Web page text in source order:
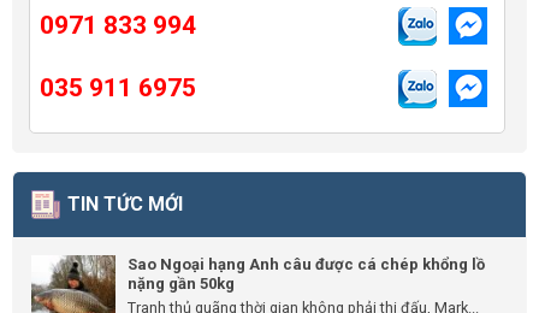
0971 833 994
035 911 6975
TIN TỨC MỚI
Sao Ngoại hạng Anh câu được cá chép khổng lồ
nặng gần 50kg
Tranh thủ quãng thời gian không phải thi đấu, Mark...